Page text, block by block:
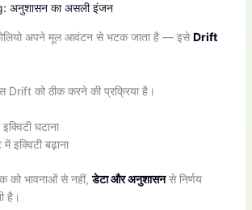
अनुशासन का असली इंजन
अपने मूल आवंटन से भटक जाता है — इसेDrift
को ठीक करने की प्रक्रिया है।
घटाना
में इक्विटी बढ़ाना
को भावनाओं से नहीं,डेटा और अनुशासनसे निर्णय
है।